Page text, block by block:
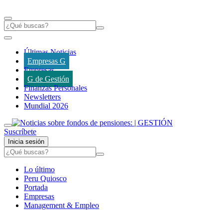
Últimas Noticias
Empresas G
Empresas
G de Gestión
Finanzas Personales
Newsletters
Mundial 2026
Suscríbete
Inicia sesión
Lo último
Peru Quiosco
Portada
Empresas
Management & Empleo